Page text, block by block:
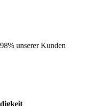
unserer Kunden